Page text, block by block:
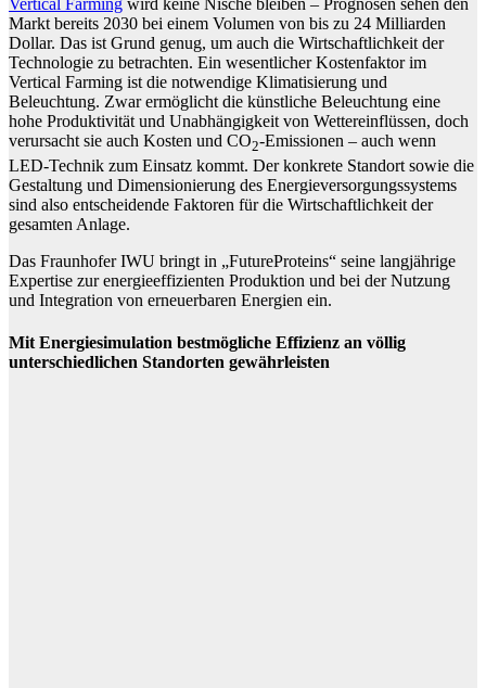
Vertical Farming wird keine Nische bleiben – Prognosen sehen den
Markt bereits 2030 bei einem Volumen von bis zu 24 Milliarden
Dollar. Das ist Grund genug, um auch die Wirtschaftlichkeit der
Technologie zu betrachten. Ein wesentlicher Kostenfaktor im
Vertical Farming ist die notwendige Klimatisierung und
Beleuchtung. Zwar ermöglicht die künstliche Beleuchtung eine
hohe Produktivität und Unabhängigkeit von Wettereinflüssen, doch
verursacht sie auch Kosten und CO2-Emissionen – auch wenn
LED-Technik zum Einsatz kommt. Der konkrete Standort sowie die
Gestaltung und Dimensionierung des Energieversorgungssystems
sind also entscheidende Faktoren für die Wirtschaftlichkeit der
gesamten Anlage.
Das Fraunhofer IWU bringt in „FutureProteins“ seine langjährige
Expertise zur energieeffizienten Produktion und bei der Nutzung
und Integration von erneuerbaren Energien ein.
Mit Energiesimulation bestmögliche Effizienz an völlig
unterschiedlichen Standorten gewährleisten